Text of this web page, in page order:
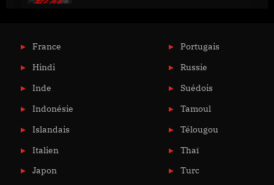
France
Hindi
Inde
Indonésie
Islandais
Italien
Japon
Portugais
Russie
Suédois
Tamoul
Télougou
Thaï
Turc